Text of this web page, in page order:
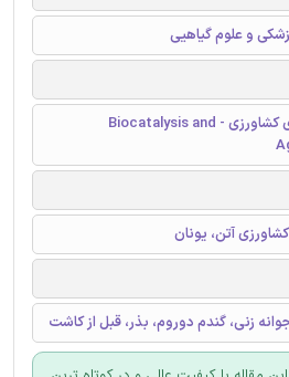
و علوم گیاهیی
بیوکاتالیست ها و بیوتکنولوژی کشاورزی - Biocatalysis and
آتن، یونان